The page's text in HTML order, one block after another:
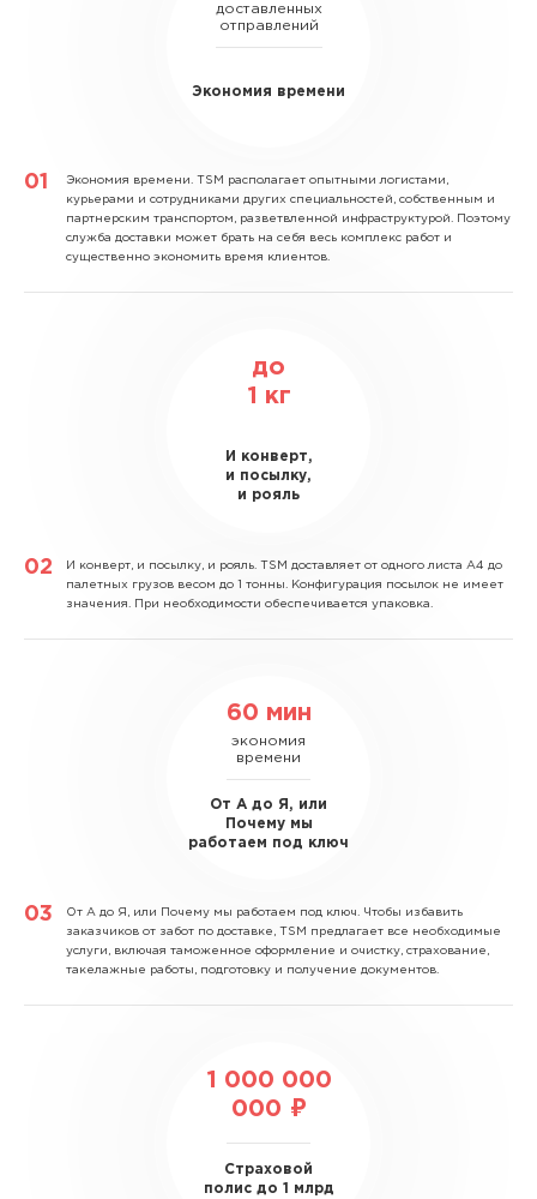
доставленных
отправлений
Экономия времени
Экономия времени. TSM располагает опытными логистами,
курьерами и сотрудниками других специальностей, собственным и
партнерским транспортом, разветвленной инфраструктурой. Поэтому
служба доставки может брать на себя весь комплекс работ и
существенно экономить время клиентов.
до
1
кг
И конверт,
и посылку,
и рояль
И конверт, и посылку, и рояль. TSM доставляет от одного листа А4 до
палетных грузов весом до 1 тонны. Конфигурация посылок не имеет
значения. При необходимости обеспечивается упаковка.
60 мин
экономия
времени
От А до Я, или
Почему мы
работаем под ключ
От А до Я, или Почему мы работаем под ключ. Чтобы избавить
заказчиков от забот по доставке, TSM предлагает все необходимые
услуги, включая таможенное оформление и очистку, страхование,
такелажные работы, подготовку и получение документов.
1 000 000
000 ₽
Страховой
полис до 1 млрд